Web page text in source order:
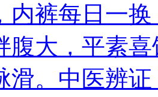
内裤每日一
腹大，平素
滑。中医辨